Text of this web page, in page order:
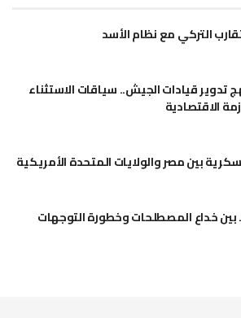
التركي مع نظام الأسد
قيادات الجيش.. سياقات الاستثناء
الاقتصادية
بين مصر والولايات المتحدة الأمريكية
بين خداع المصطلحات وخطورة التوجهات